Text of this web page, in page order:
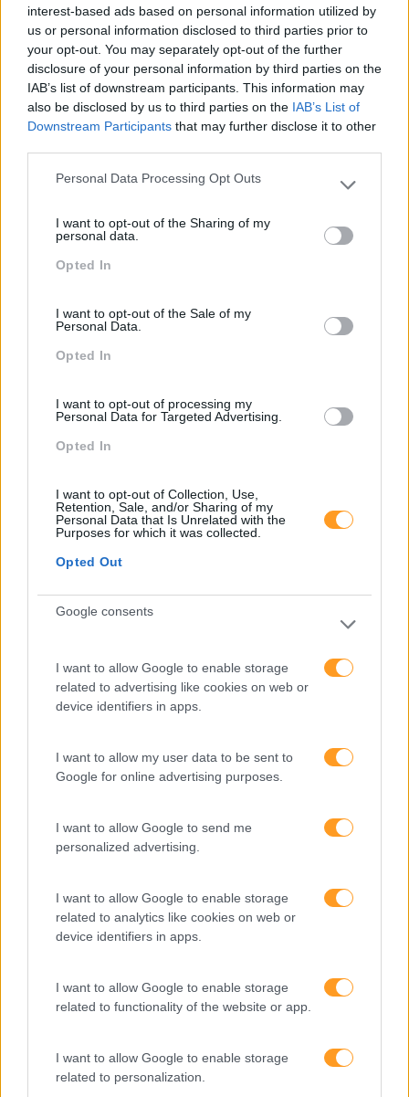
interest-based ads based on personal information utilized by
us or personal information disclosed to third parties prior to
your opt-out. You may separately opt-out of the further
disclosure of your personal information by third parties on the
IAB’s list of downstream participants. This information may
also be disclosed by us to third parties on the IAB’s List of
Downstream Participants that may further disclose it to other
Please note that this website/app uses one or more Google
not limited to your visit or usage behaviour. You may click to
grant or deny consent to Google and its third-party tags to
use your data for below specified purposes in below Google
Personal Data Processing Opt Outs
I want to opt-out of the Sharing of my
personal data.
Opted In
I want to opt-out of the Sale of my
Personal Data.
Opted In
I want to opt-out of processing my
Personal Data for Targeted Advertising.
Opted In
I want to opt-out of Collection, Use,
Retention, Sale, and/or Sharing of my
Personal Data that Is Unrelated with the
Purposes for which it was collected.
Opted Out
Google consents
I want to allow Google to enable storage
related to advertising like cookies on web or
device identifiers in apps.
I want to allow my user data to be sent to
Google for online advertising purposes.
I want to allow Google to send me
personalized advertising.
I want to allow Google to enable storage
related to analytics like cookies on web or
device identifiers in apps.
I want to allow Google to enable storage
related to functionality of the website or app.
I want to allow Google to enable storage
related to personalization.
Também Poderá Gostar
Palavras 2020,
Significados E Estados De
Capacidades Afetivas
Pesquisa
Categorias Blog
Artigo De Opinião
Atendimento E Relação Cliente
Cultura
Desenvolvimento De Competências
Expo RH
Interculturalidade